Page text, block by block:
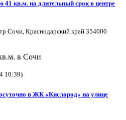
кв.м. на длительный срок в центре
Сочи, Краснодарский край 354000
в Сочи
10:39)
в ЖК «Кислород» на улице